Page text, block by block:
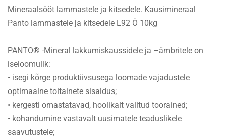
Mineraalsööt lammastele ja kitsedele. Kausimineraal
Panto lammastele ja kitsedele L92 Ö 10kg
PANTO® -Mineral lakkumiskaussidele ja –ämbritele on
iseloomulik:
• isegi kõrge produktiivsusega loomade vajadustele
optimaalne toitainete sisaldus;
• kergesti omastatavad, hoolikalt valitud toorained;
• kohandumine vastavalt uusimatele teaduslikele
saavutustele;